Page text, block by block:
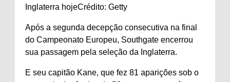
Inglaterra hojeCrédito: Getty
Após a segunda decepção consecutiva na final
do Campeonato Europeu, Southgate encerrou
sua passagem pela seleção da Inglaterra.
E seu capitão Kane, que fez 81 aparições sob o